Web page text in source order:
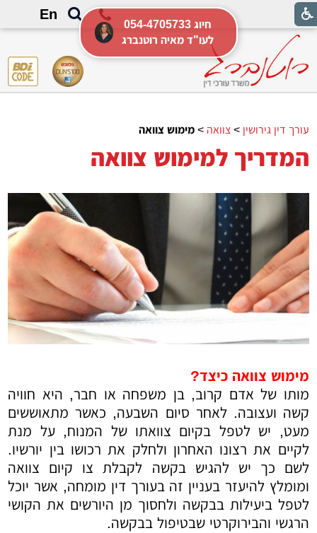
En
עורך דין גירושין >צוואה >מימוש צוואה
המדריך למימוש צוואה
מימוש צוואה כיצד?
מותו של אדם קרוב, בן משפחה או חבר, היא חוויה
קשה ועצובה. לאחר סיום השבעה, כאשר מתאוששים
מעט, יש לטפל בקיום צוואתו של המנוח, על מנת
לקיים את רצונו האחרון ולחלק את רכושו בין יורשיו.
לשם כך יש להגיש בקשה לקבלת צו קיום צוואה
ומומלץ להיעזר בעניין זה בעורך דין מומחה, אשר יוכל
לטפל ביעילות בבקשה ולחסוך מן היורשים את הקושי
הרגשי והבירוקרטי שבטיפול בבקשה.
054-4705733 חיוג
לעו"ד מאיה רוטנברג